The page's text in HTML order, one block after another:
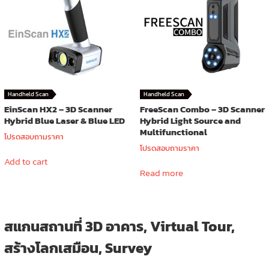
Handheld Scan
EinScan HX2 – 3D Scanner
Hybrid Blue Laser & Blue LED
โปรดสอบถามราคา
Add to cart
Handheld Scan
FreeScan Combo – 3D Scanner
Hybrid Light Source and
Multifunctional
โปรดสอบถามราคา
Read more
สแกนสถานที่ 3D อาคาร, Virtual Tour,
สร้างโลกเสมือน, Survey